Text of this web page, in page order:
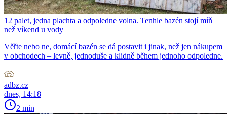
12 palet, jedna plachta a odpoledne volna. Tenhle bazén stojí míň
než víkend u vody
Věřte nebo ne, domácí bazén se dá postavit i jinak, než jen nákupem
v obchodech – levně, jednoduše a klidně během jednoho odpoledne.
adbz.cz
dnes, 14:18
2 min